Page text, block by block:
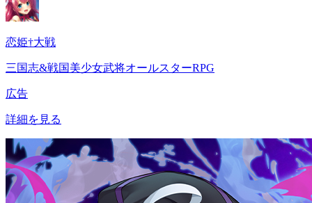
恋姫†大戦
三国志&戦国美少女武将オールスターRPG
広告
詳細を見る